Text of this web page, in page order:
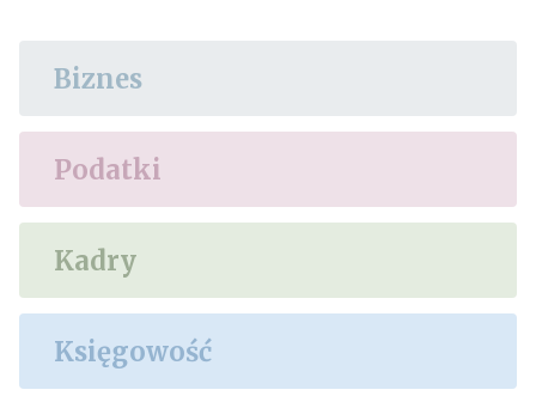
Biznes
Podatki
Kadry
Księgowość